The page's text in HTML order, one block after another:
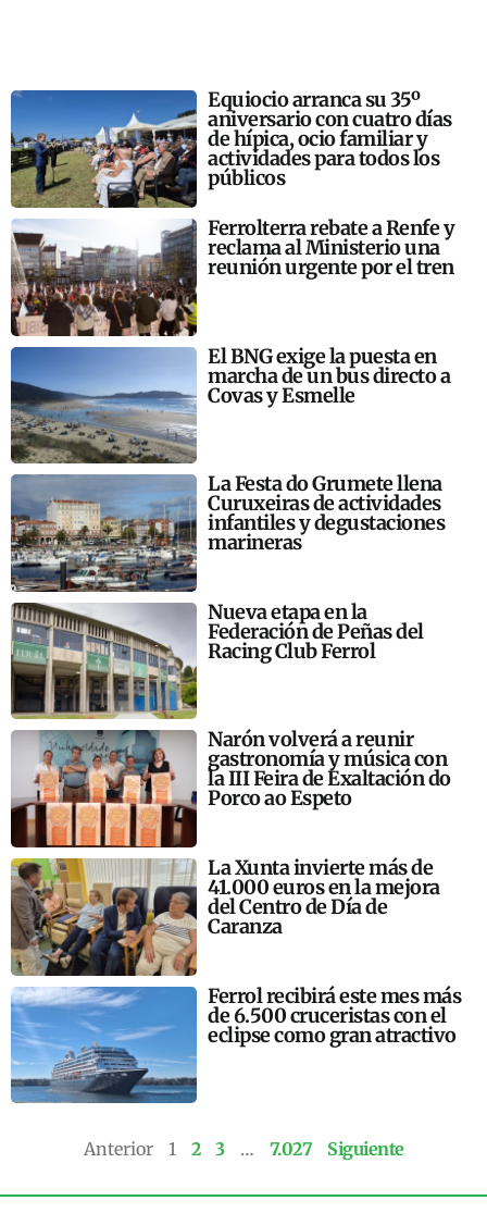
Equiocio arranca su 35º
aniversario con cuatro días
de hípica, ocio familiar y
actividades para todos los
públicos
Ferrolterra rebate a Renfe y
reclama al Ministerio una
reunión urgente por el tren
El BNG exige la puesta en
marcha de un bus directo a
Covas y Esmelle
La Festa do Grumete llena
Curuxeiras de actividades
infantiles y degustaciones
marineras
Nueva etapa en la
Federación de Peñas del
Racing Club Ferrol
Narón volverá a reunir
gastronomía y música con
la III Feira de Exaltación do
Porco ao Espeto
La Xunta invierte más de
41.000 euros en la mejora
del Centro de Día de
Caranza
Ferrol recibirá este mes más
de 6.500 cruceristas con el
eclipse como gran atractivo
Anterior 1 2 3 … 7.027 Siguiente